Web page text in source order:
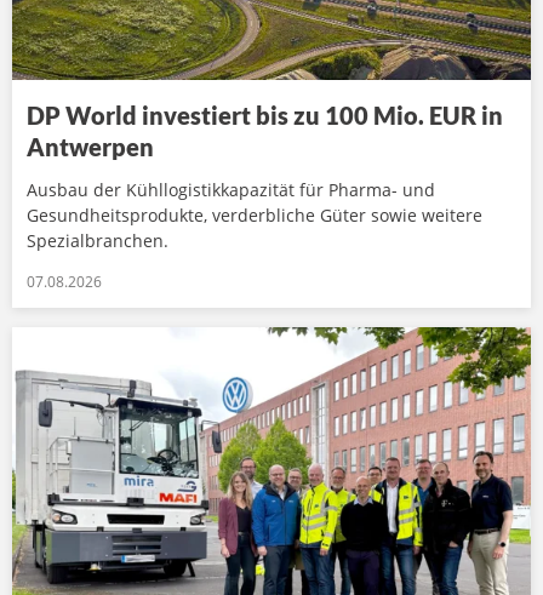
DP World investiert bis zu 100 Mio. EUR in
Antwerpen
Ausbau der Kühllogistikkapazität für Pharma- und
Gesundheitsprodukte, verderbliche Güter sowie weitere
Spezialbranchen.
07.08.2026